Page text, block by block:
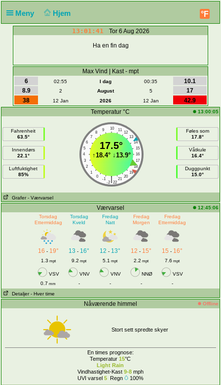
Meny Hjem °F
13:01:41 Tor 6 Aug 2026
Ha en fin dag
Max Vind | Kast - mpt
6
02:55 I dag 00:35
10.1
8.9
2 August 5
17
38
12 Jan 2026 12 Jan
42.9
Temperatur °C
13:00:05
Fahrenheit
63.5°
Innendørs
22.1°
Luftfuktighet
85%
10
9 11
8
12
7
13
6
14
5
15
4
16
3
17
2
18
1
19
0
20
-1 21
|
-2 22
17.5°
↑18.4°↓13.9°
Føles som
17.8°
Våtkule
16.4°
Duggpunkt
15.0°
Grafer - Værvarsel
Værvarsel
12:45:06
Torsdag
Ettermiddag
Torsdag
Kveld
Fredag
Natt
Fredag
Morgen
Fredag
Ettermiddag
16 - 19° 13 - 16° 12 - 13° 12 - 15° 15 - 16°
1.3 mpt 9.2 mpt 5.1 mpt 2.2 mpt 7.6 mpt
VSV VNV VNV NNØ
VSV
0.7 mm - - -
-
Detaljer - Hver time
Nåværende himmel Offline
Stort sett spredte skyer
En times prognose:
Temperatur15°C
Light Rain
Vindhastighet-Kast 9-8mph
UVI varsel 5Regn 100%